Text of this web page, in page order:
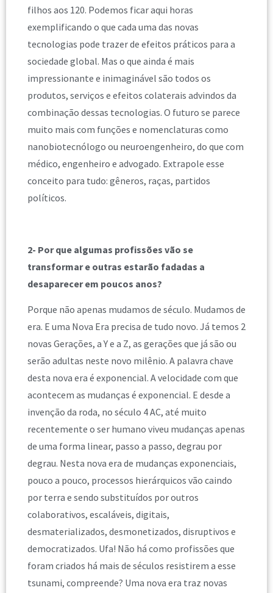
filhos aos 120. Podemos ficar aqui horas
exemplificando o que cada uma das novas
tecnologias pode trazer de efeitos práticos para a
sociedade global. Mas o que ainda é mais
impressionante e inimaginável são todos os
produtos, serviços e efeitos colaterais advindos da
combinação dessas tecnologias. O futuro se parece
muito mais com funções e nomenclaturas como
nanobiotecnólogo ou neuroengenheiro, do que com
médico, engenheiro e advogado. Extrapole esse
conceito para tudo: gêneros, raças, partidos
políticos.
2- Por que algumas profissões vão se
transformar e outras estarão fadadas a
desaparecer em poucos anos?
Porque não apenas mudamos de século. Mudamos de
era. E uma Nova Era precisa de tudo novo. Já temos 2
novas Gerações, a Y e a Z, as gerações que já são ou
serão adultas neste novo milênio. A palavra chave
desta nova era é exponencial. A velocidade com que
acontecem as mudanças é exponencial. E desde a
invenção da roda, no século 4 AC, até muito
recentemente o ser humano viveu mudanças apenas
de uma forma linear, passo a passo, degrau por
degrau. Nesta nova era de mudanças exponenciais,
pouco a pouco, processos hierárquicos vão caindo
por terra e sendo substituídos por outros
colaborativos, escaláveis, digitais,
desmaterializados, desmonetizados, disruptivos e
democratizados. Ufa! Não há como profissões que
foram criados há mais de séculos resistirem a esse
tsunami, compreende? Uma nova era traz novas